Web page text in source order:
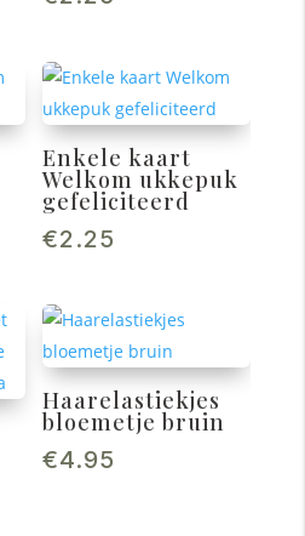
Enkele kaart
Welkom ukkepuk
gefeliciteerd
€2.25
Haarelastiekjes
bloemetje bruin
€4.95